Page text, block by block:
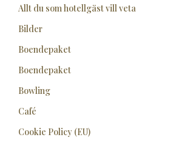
Allt du som hotellgäst vill veta
Bilder
Boendepaket
Boendepaket
Bowling
Café
Cookie Policy (EU)